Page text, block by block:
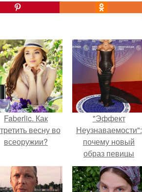
Faberlic. Как
весну во
всеоружии?
"Эффект
Неузнаваемости":
почему новый
образ певицы
вызвал споры о
гранях
возможного?